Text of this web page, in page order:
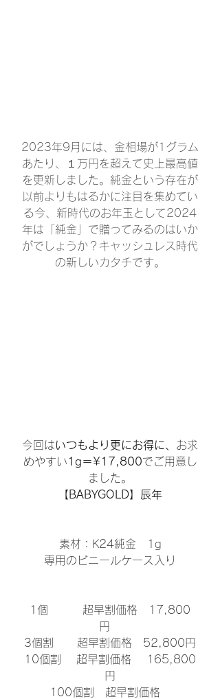
2023年9月には、金相場が1グラム
あたり、１万円を超えて史上最高値
を更新しました。純金という存在が
以前よりもはるかに注目を集めてい
る今、新時代のお年玉として2024
年は「純金」で贈ってみるのはいか
がでしょうか？キャッシュレス時代
の新しいカタチです。
今回はいつもより更にお得に、 お求
めやすい 1g＝¥17,800でご用意し
ました。
【BABYGOLD】辰年
素材：K24純金　1g
専用のビニールケース入り
1個　　   超早割価格　17,800
円
3個割　   超早割価格　52,800円
10個割　 超早割価格　 165,800
円
100個割　超早割価格